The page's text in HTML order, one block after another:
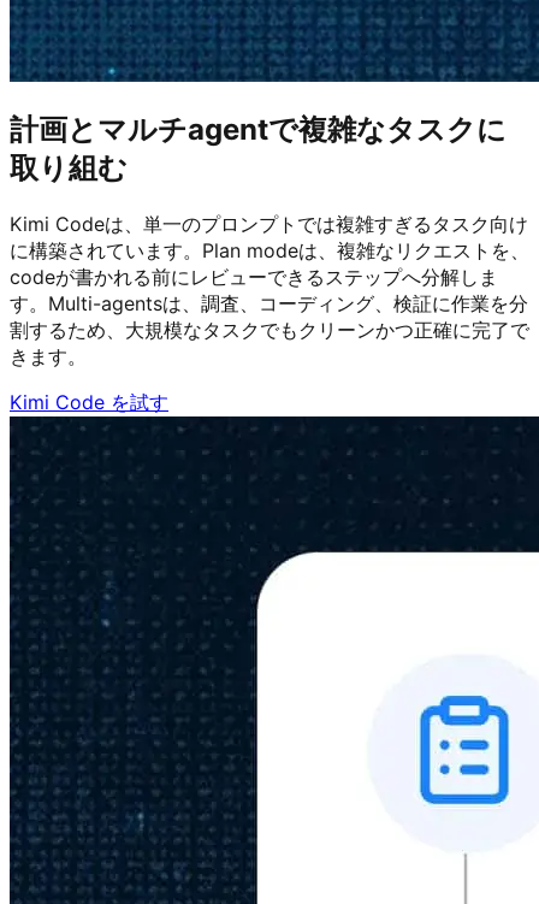
計画とマルチagentで複雑なタスクに
取り組む
Kimi Codeは、単一のプロンプトでは複雑すぎるタスク向け
に構築されています。Plan modeは、複雑なリクエストを、
codeが書かれる前にレビューできるステップへ分解しま
す。Multi-agentsは、調査、コーディング、検証に作業を分
割するため、大規模なタスクでもクリーンかつ正確に完了で
きます。
Kimi Code を試す